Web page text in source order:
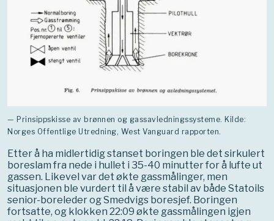
— Prinsippskisse av brønnen og gassavledningssysteme. Kilde:
Norges Offentlige Utredning, West Vanguard rapporten.
Etter å ha midlertidig stanset boringen ble det sirkulert
boreslam fra nede i hullet i 35-40 minutter for å lufte ut
gassen. Likevel var det økte gassmålinger, men
situasjonen ble vurdert til å være stabil av både Statoils
senior-boreleder og Smedvigs boresjef. Boringen
fortsatte, og klokken 22:09 økte gassmålingen igjen